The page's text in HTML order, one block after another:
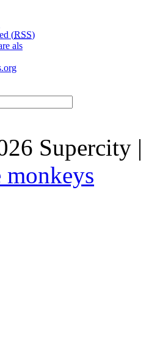
(RSS)
als
Supercity
monkeys